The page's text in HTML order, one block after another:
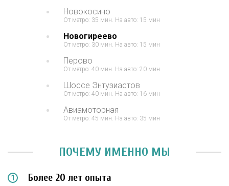
Новокосино
От метро: 35 мин. На авто: 15 мин
Новогиреево
От метро: 30 мин. На авто: 15 мин
Перово
От метро: 40 мин. На авто: 20 мин
Шоссе Энтузиастов
От метро: 40 мин. На авто: 16 мин
Авиамоторная
От метро: 45 мин. На авто: 35 мин
ПОЧЕМУ ИМЕННО МЫ
Более 20 лет опыта